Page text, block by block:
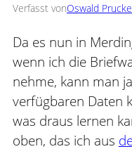
Verfasst vonOswald
Da es nun in
wenn ich die
nehme, kann man
verfügbaren Daten
was draus lernen
oben, das ich aus